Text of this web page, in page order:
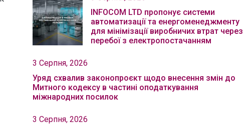
INFOCOM LTD пропонує системи
автоматизації та енергоменеджменту
для мінімізації виробничих втрат через
перебої з електропостачанням
3 Серпня, 2026
Уряд схвалив законопроєкт щодо внесення змін до
Митного кодексу в частині оподаткування
міжнародних посилок
3 Серпня, 2026